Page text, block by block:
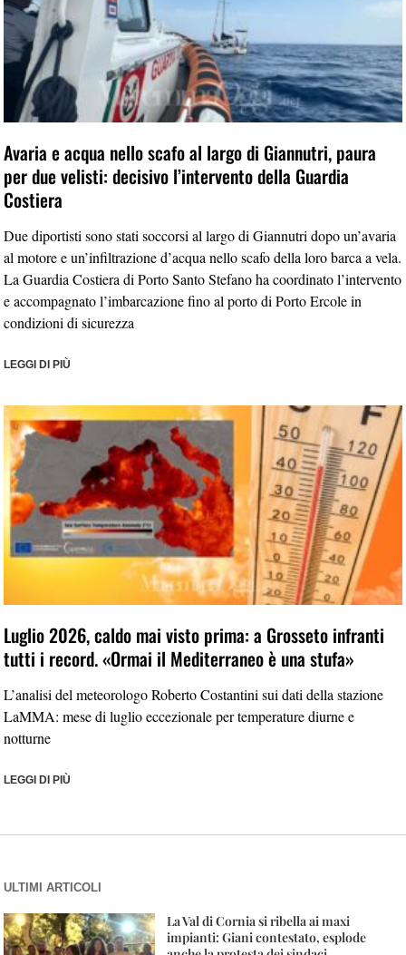
Avaria e acqua nello scafo al largo di Giannutri, paura
per due velisti: decisivo l’intervento della Guardia
Costiera
Due diportisti sono stati soccorsi al largo di Giannutri dopo un’avaria
al motore e un’infiltrazione d’acqua nello scafo della loro barca a vela.
La Guardia Costiera di Porto Santo Stefano ha coordinato l’intervento
e accompagnato l’imbarcazione fino al porto di Porto Ercole in
condizioni di sicurezza
LEGGI DI PIÙ
Luglio 2026, caldo mai visto prima: a Grosseto infranti
tutti i record. «Ormai il Mediterraneo è una stufa»
L’analisi del meteorologo Roberto Costantini sui dati della stazione
LaMMA: mese di luglio eccezionale per temperature diurne e
notturne
LEGGI DI PIÙ
ULTIMI ARTICOLI
La Val di Cornia si ribella ai maxi
impianti: Giani contestato, esplode